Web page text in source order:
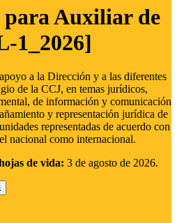
Auxiliar de
1_2026]
a la Dirección y a las diferentes
de la CCJ, en temas jurídicos,
de información y comunicación
y representación jurídica de
representadas de acuerdo con
nacional como internacional.
de vida: 3 de agosto de 2026.